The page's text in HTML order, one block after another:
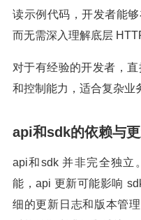
读示例代码，开发者能
而无需深入理解底层
对于有经验的开发者，
和控制能力，适合复杂业
api和sdk的依赖与
api和sdk 并非完全独立
能，api 更新可能影响
细的更新日志和版本管